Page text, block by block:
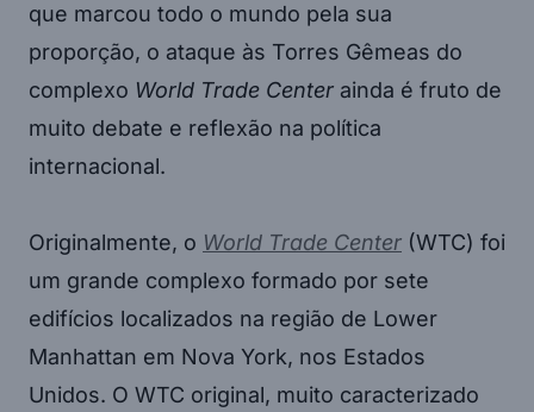
que marcou todo o mundo pela sua
proporção, o ataque às Torres Gêmeas do
complexo World Trade Center ainda é fruto de
muito debate e reflexão na política
internacional.
Originalmente, o World Trade Center (WTC) foi
um grande complexo formado por sete
edifícios localizados na região de Lower
Manhattan em Nova York, nos Estados
Unidos. O WTC original, muito caracterizado